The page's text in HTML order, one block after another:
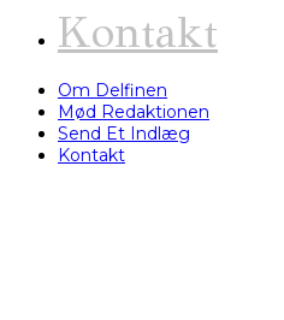
Kontakt
Om Delfinen
Mød Redaktionen
Send Et Indlæg
Kontakt